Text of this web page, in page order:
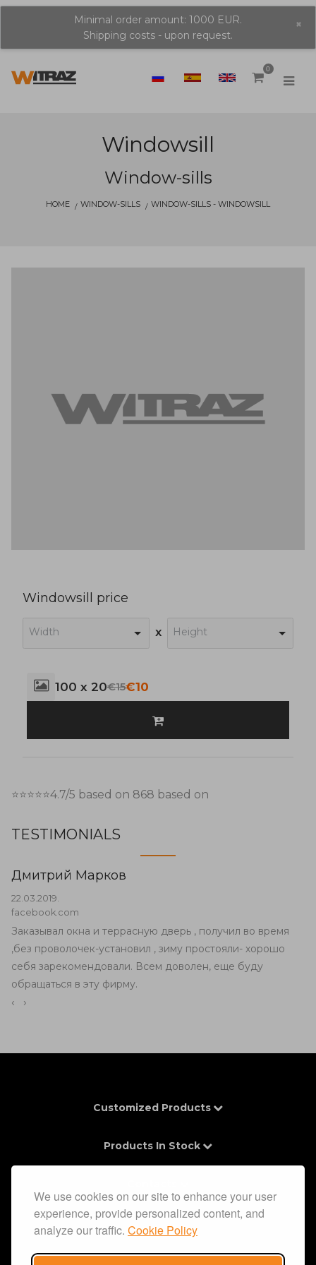
We use cookies on our site to enhance your user
experience, provide personalized content, and
analyze our traffic. Cookie Policy
Minimal order amount: 1000 EUR.
Shipping costs - upon request.
×
0
Windowsill
Window-sills
HOME WINDOW-SILLS WINDOW-SILLS - WINDOWSILL
Windowsill price
Width x Height
100 x 20€15€10
⭐⭐⭐⭐⭐4.7/5 based on 868 based on
TESTIMONIALS
Дмитрий Марков
22.03.2019.
facebook.com
Заказывал окна и террасную дверь , получил во время
,без проволочек-установил , зиму простояли- хорошо
себя зарекомендовали. Всем доволен, еще буду
обращаться в эту фирму.
‹ ›
Customized Products
Products In Stock
Information